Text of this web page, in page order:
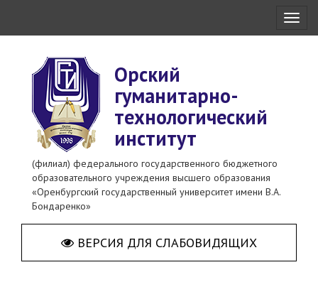
Орский
гуманитарно-
технологический
институт
(филиал) федерального государственного бюджетного
образовательного учреждения высшего образования
«Оренбургский государственный университет имени В.А.
Бондаренко»
ВЕРСИЯ ДЛЯ СЛАБОВИДЯЩИХ